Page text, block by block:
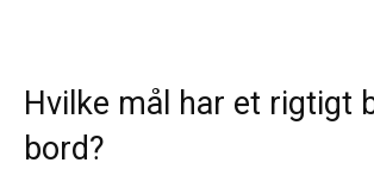
Hvilke mål har et rigtigt
bord?